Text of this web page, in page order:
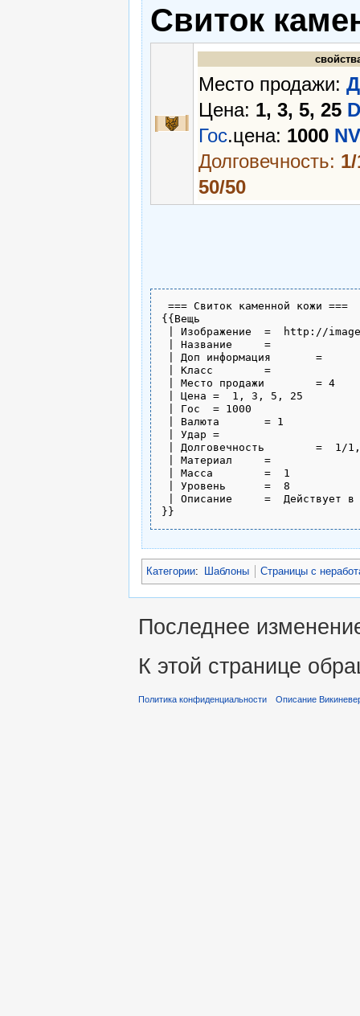
Свиток
Место продажи:
Цена: 1, 3, 5, 25
Гос.цена: 1000 NV
Долговечность:
50/50
=== Свиток каменной кожи ===
{{Вещь
| Изображение	=  http://image.neverlands.ru/weapon/i_svi_218.gif
| Название	=
| Доп информация	=
| Класс	=
| Место продажи	= 4
| Цена	=  1, 3, 5, 25
| Гос	= 1000
| Валюта	= 1
| Удар	=
| Долговечность	=  1/1, 5/5, 10/10, 50/50
| Материал	=
| Масса	=  1
| Уровень	=  8
| Описание	=  Действует в течение 3-х часов. Увеличивает Класс Брони персонажа на 100 и ХП 300.
}}
Категории: Шаблоны Страницы с
Последнее
К этой странице
Политика конфиденциальности Описание